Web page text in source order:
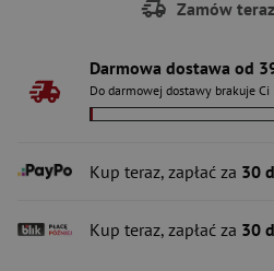
Zamów
Darmowa dostawa od
Do darmowej dostawy brakuje Ci
Kup teraz, zapłać za 30
Kup teraz, zapłać za 30